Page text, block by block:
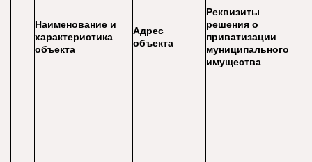
Наименование и
характеристика
объекта
Адрес
объекта
Реквизиты
решения о
приватизации
муниципального
имущества